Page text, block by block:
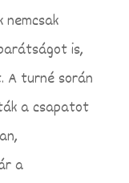
nemcsak
is,
A turné során
a csapatot
a